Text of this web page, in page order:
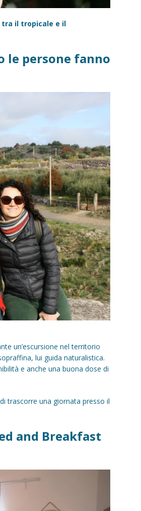
tra il tropicale e il
le persone fanno
un’escursione nel territorio
lui guida naturalistica.
e anche una buona dose di
trascorre una giornata presso il
and Breakfast